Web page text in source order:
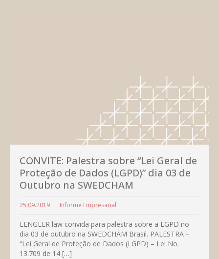
CONVITE: Palestra sobre “Lei Geral de
Proteção de Dados (LGPD)” dia 03 de
Outubro na SWEDCHAM
25.09.2019 Informe Empresarial
LENGLER law convida para palestra sobre a LGPD no
dia 03 de outubro na SWEDCHAM Brasil. PALESTRA –
“Lei Geral de Proteção de Dados (LGPD) – Lei No.
13.709 de 14 […]